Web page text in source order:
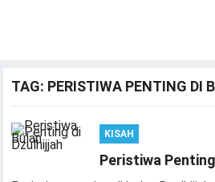
TAG: PERISTIWA PENTING DI
KISAH
Peristiwa